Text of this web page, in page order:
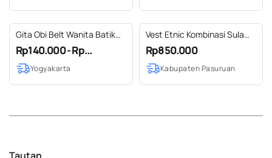
Gita Obi Belt Wanita Batik
Jumputan by Dea Modis
Yogyakarta
Rp140.000 - Rp...
Yogyakarta
Vest Etnic Kombinasi Sulam
Ekslusif Tradisional
Handmade Dengan Tenun
dan Lurik 7
Rp850.000
Kabupaten Pasuruan